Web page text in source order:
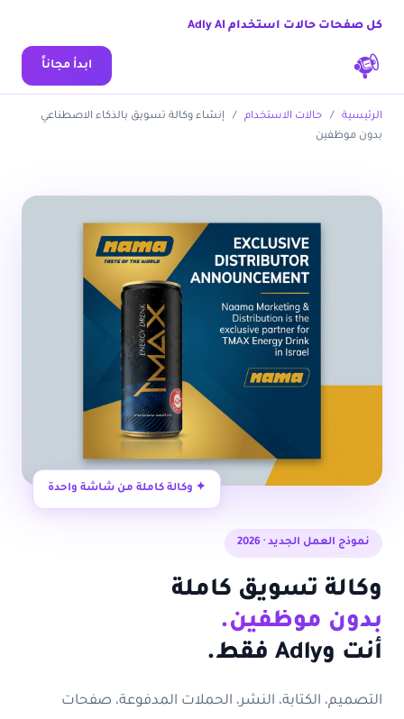
كل صفحات حالات استخدام Adly AI
ابدأ مجاناً
الرئيسية / حالات الاستخدام /
إنشاء وكالة تسويق بالذكاء الاصطناعي
بدون موظفين
نموذج العمل الجديد · 2026
وكالة تسويق كاملة
بدون موظفين.
أنت وAdly فقط.
التصميم، الكتابة، النشر، الحملات المدفوعة، صفحات
✦ وكالة كاملة من شاشة واحدة